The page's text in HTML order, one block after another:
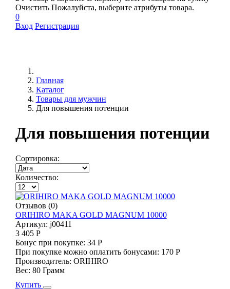
Очистить Пожалуйста, выберите атрибуты товара.
0
Вход Регистрация
Главная
Каталог
Товары для мужчин
Для повышения потенции
Для повышения потенции
Сортировка:
Количество:
Отзывов (0)
ORIHIRO MAKA GOLD MAGNUM 10000
Артикул: j00411
3 405 Р
Бонус при покупке: 34 Р
При покупке можно оплатить бонусами: 170 Р
Производитель: ORIHIRO
Вес: 80 Грамм
Купить